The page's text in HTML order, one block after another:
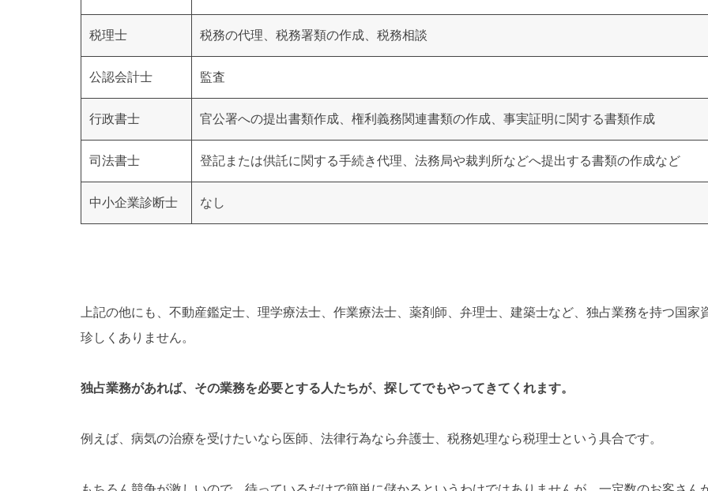
税理士 税務の代理、税務署類の作成、税務相談
公認会計士 監査
行政書士 官公署への提出書類作成、権利義務関連書類の作成、事実証明に関する書類作成
司法書士 登記または供託に関する手続き代理、法務局や裁判所などへ提出する書類の作成など
中小企業診断士 なし
上記の他にも、不動産鑑定士、理学療法士、作業療法士、薬剤師、弁理士、建築士など、独占業務を持つ国家
珍しくありません。
独占業務があれば、その業務を必要とする人たちが、探してでもやってきてくれます。
例えば、病気の治療を受けたいなら医師、法律行為なら弁護士、税務処理なら税理士という具合です。